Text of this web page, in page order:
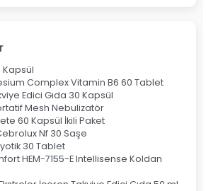
Kapsül
Complex Vitamin B6 60 Tablet
Edici Gıda 30 Kapsül
Mesh Nebulizatör
60 Kapsül İkili Paket
Nf 30 Saşe
30 Tablet
HEM-7155-E Intellisense Koldan
İçeren Takviye Edici Gıda 50 ml